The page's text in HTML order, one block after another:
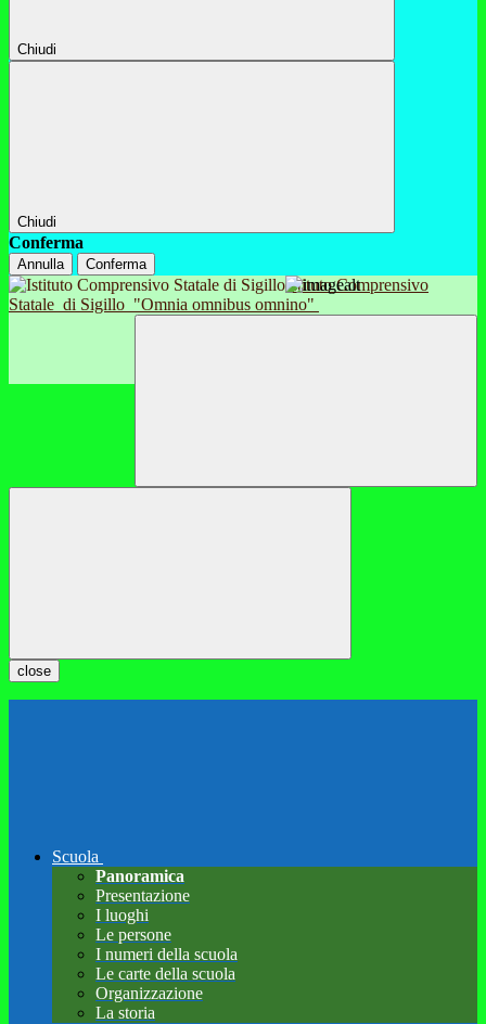
Chiudi
Chiudi
Conferma
Annulla Conferma
Istituto Comprensivo
Statale di Sigillo "Omnia omnibus omnino"
close
Scuola
Panoramica
Presentazione
I luoghi
Le persone
I numeri della scuola
Le carte della scuola
Organizzazione
La storia